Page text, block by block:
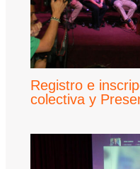
Registro e
colectiva y